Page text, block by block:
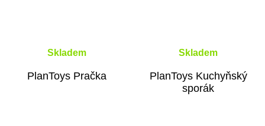
Skladem
PlanToys Pračka
Skladem
PlanToys Kuchyňský
sporák